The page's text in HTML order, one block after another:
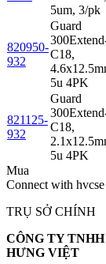
5um, 3/pk
820950-
932
Guard
C18,
5u 4PK
821125-
932
Guard
C18,
5u 4PK
Mua
Connect with hvcse
TRỤ SỞ CHÍNH
CÔNG TY
HƯNG VIỆT